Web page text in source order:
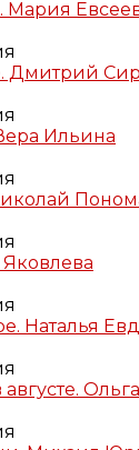
Мария
Дмитрий
Ильина
Наталья